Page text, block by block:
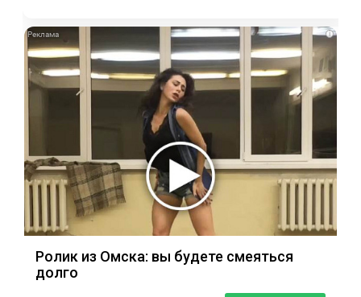
i
Ролик из Омска: вы будете смеяться
долго